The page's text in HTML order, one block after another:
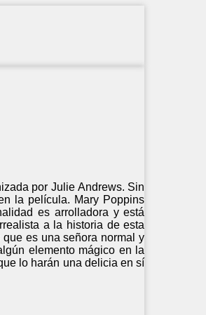
por Julie Andrews. Sin
la película. Mary Poppins
es arrolladora y está
a la historia de esta
es una señora normal y
elemento mágico en la
lo harán una delicia en sí